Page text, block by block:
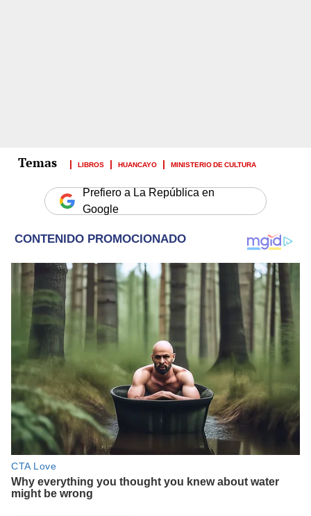
LIBROS HUANCAYO MINISTERIO DE CULTURA
Prefiero a La República en
Google